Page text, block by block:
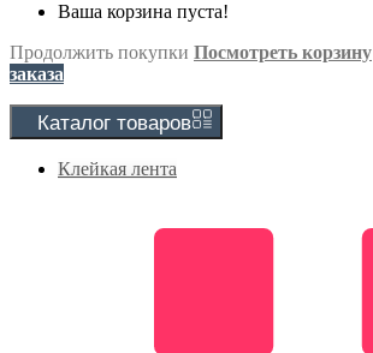
Ваша корзина пуста!
Продолжить покупки Посмотреть корзину
заказа
Каталог товаров
Клейкая лента